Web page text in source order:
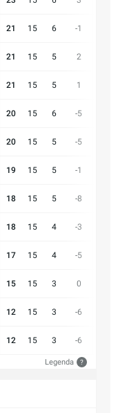
21 15 6 -1
21 15 5 2
21 15 5 1
20 15 6 -5
20 15 5 -5
19 15 5 -1
18 15 5 -8
18 15 4 -3
17 15 4 -5
15 15 3 0
12 15 3 -6
12 15 3 -6
Legenda ?